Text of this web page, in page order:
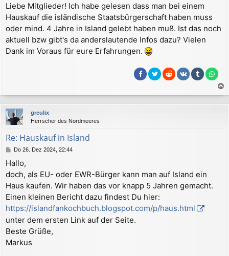
i
t
r
a
g
Liebe Mitglieder! Ich habe gelesen dass man bei einem
Hauskauf die isländische Staatsbürgerschaft haben muss
oder mind. 4 Jahre in Island gelebt haben muß. Ist das noch
aktuell bzw gibt's da anderslautende Infos dazu? Vielen
Dank im Voraus für eure Erfahrungen.
a
c
greulix
Herrscher des Nordmeeres
Re: Hauskauf in Island
B
i
t
a
g
Do 26. Dez 2024, 22:44
Hallo,
doch, als EU- oder EWR-Bürger kann man auf Island ein
Haus kaufen. Wir haben das vor knapp 5 Jahren gemacht.
Einen kleinen Bericht dazu findest Du hier:
https://islandfankochbuch.blogspot.com/p/haus.html
unter dem ersten Link auf der Seite.
Beste Grüße,
Markus